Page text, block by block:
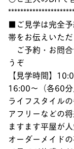
■ご見学は完全
帯をお伝えいた
ご予約・お問
うぞ
【見学時間】
16:00～（各60分
ライフスタイル
アフリーなどの
ますます平屋が
オーダーメイド